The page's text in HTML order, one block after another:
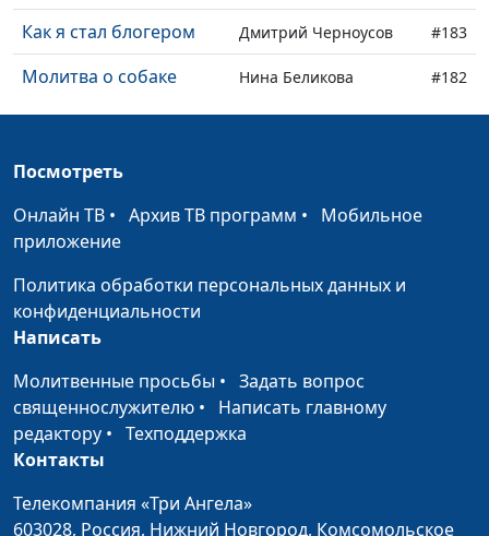
Как я стал блогером Дмитрий Черноусов #183
Молитва о собаке Нина Беликова #182
Бог помог мне и
Сона Байрамова #181
бросить пить
вернула к жизни
Как я получила
Как я пережила смерть
мужа
Нина Беликова
угона моей машины
Посмотреть
Онлайн ТВ • Архив ТВ программ • Мобильное
приложение
Политика обработки персональных данных и
конфиденциальности
Написать
Молитвенные просьбы • Задать вопрос
священнослужителю • Написать главному
редактору • Техподдержка
Контакты
Телекомпания «Три Ангела»
603028, Россия, Нижний Новгород, Комсомольское